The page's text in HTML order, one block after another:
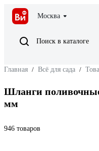
Москва
Поиск в каталоге
Главная / Всё для сада /
Шланги
мм
946 товаров